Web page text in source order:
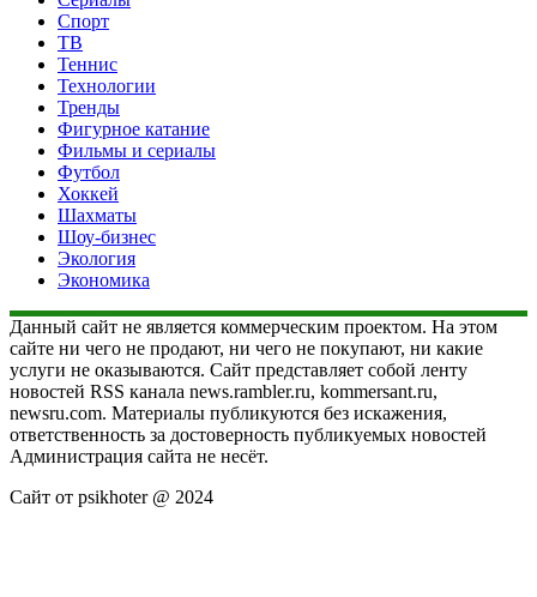
Спорт
ТВ
Теннис
Технологии
Тренды
Фигурное катание
Фильмы и сериалы
Футбол
Хоккей
Шахматы
Шоу-бизнес
Экология
Экономика
Данный сайт не является коммерческим проектом. На этом
сайте ни чего не продают, ни чего не покупают, ни какие
услуги не оказываются. Сайт представляет собой ленту
новостей RSS канала news.rambler.ru, kommersant.ru,
newsru.com. Материалы публикуются без искажения,
ответственность за достоверность публикуемых новостей
Администрация сайта не несёт.
Сайт от psikhoter @ 2024